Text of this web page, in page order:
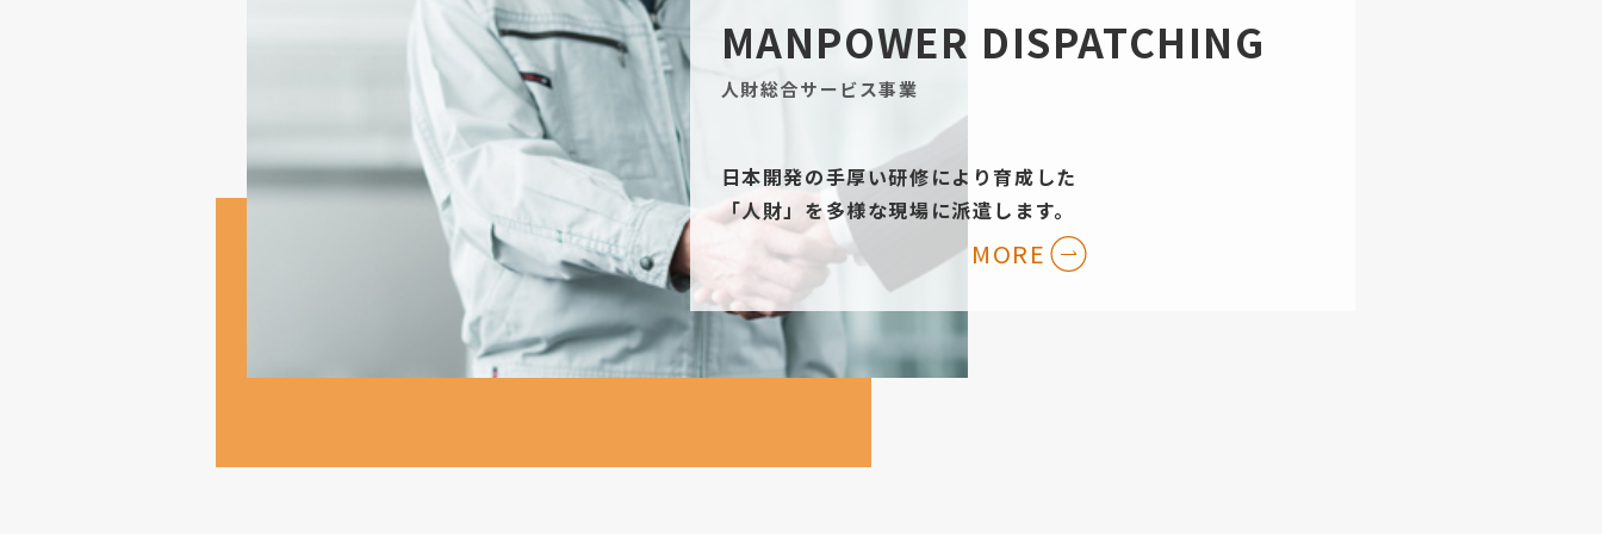
MANPOWER DISPATCHING
人財総合サービス事業
日本開発の手厚い研修により育成した
「人財」を多様な現場に派遣します。
MORE